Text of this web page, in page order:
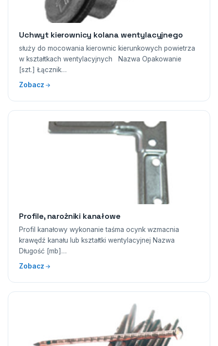
Uchwyt kierownicy kolana wentylacyjnego
służy do mocowania kierownic kierunkowych powietrza
w kształtkach wentylacyjnych Nazwa Opakowanie
[szt.] Łącznik…
Zobacz
Profile, narożniki kanałowe
Profil kanałowy wykonanie taśma ocynk wzmacnia
krawędź kanału lub kształtki wentylacyjnej Nazwa
Długość [mb]…
Zobacz